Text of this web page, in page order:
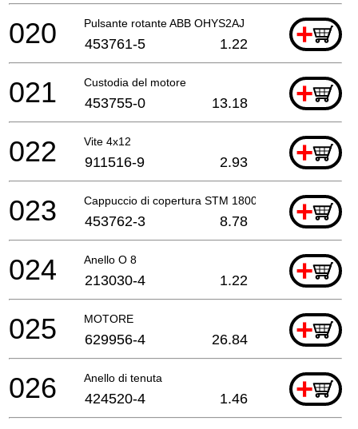
Pulsante rotante ABB OHYS2AJ +
020 453761-5 1.22
Custodia del motore +
021 453755-0 13.18
Vite 4x12 +
022 911516-9 2.93
Cappuccio di copertura STM 1800 +
023 453762-3 8.78
Anello O 8 +
024 213030-4 1.22
MOTORE +
025 629956-4 26.84
Anello di tenuta +
026 424520-4 1.46